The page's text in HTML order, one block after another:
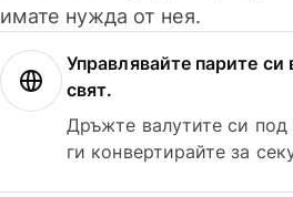
имате нужда от нея.
Управлявайте парите
свят.
Дръжте валутите си
ги конвертирайте за